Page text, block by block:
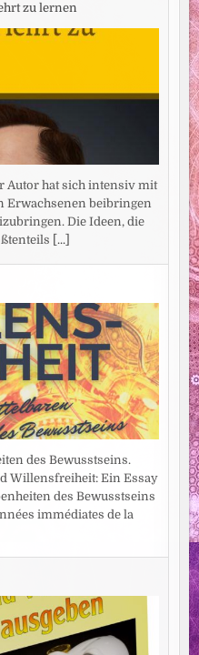
zu lernen
Autor hat sich intensiv mit
Erwachsenen beibringen
Die Ideen, die
[...]
des Bewusstseins.
Willensfreiheit: Ein Essay
des Bewusstseins
immédiates de la